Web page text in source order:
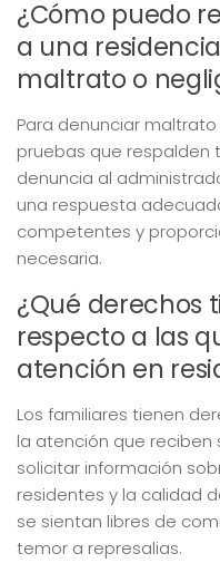
¿Cómo puedo
a una
maltrato o
Para denunciar
pruebas que respalden
denuncia al
una respuesta
competentes y
necesaria.
¿Qué derechos
respecto a las
atención en
Los familiares tienen
la atención que reciben
solicitar información
residentes y la calidad
se sientan libres de
temor a represalias.